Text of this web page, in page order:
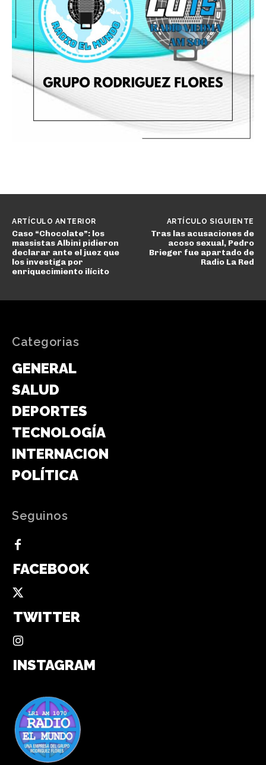
ARTÍCULO ANTERIOR
Caso “Chocolate”: los
massistas Albini pidieron
declarar ante el juez que
los investiga por
enriquecimiento ilícito
ARTÍCULO SIGUIENTE
Tras las acusaciones de
acoso sexual, Pedro
Brieger fue apartado de
Radio La Red
Categorias
GENERAL
SALUD
DEPORTES
TECNOLOGÍA
INTERNACIONAL
POLÍTICA
Seguinos
FACEBOOK
TWITTER
INSTAGRAM